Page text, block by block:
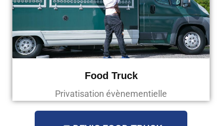
Food Truck
Privatisation évènementielle